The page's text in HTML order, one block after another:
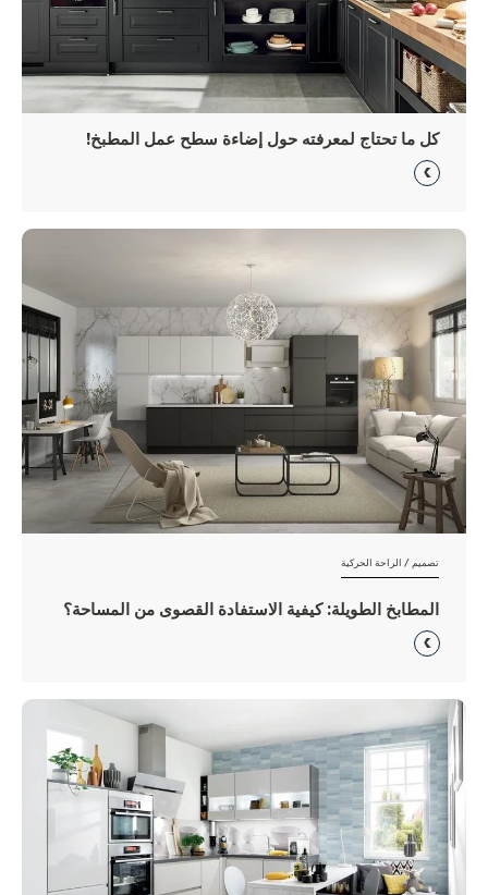
كل ما تحتاج لمعرفته حول إضاءة سطح عمل المطبخ!
تصميم / الراحة الحركية
المطابخ الطويلة: كيفية الاستفادة القصوى من المساحة؟